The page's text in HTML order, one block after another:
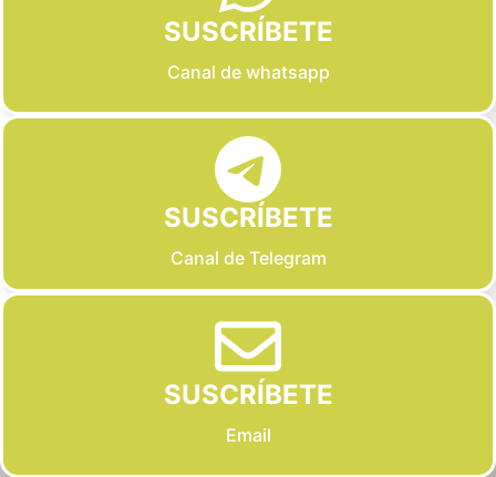
SUSCRÍBETE
Canal de whatsapp
SUSCRÍBETE
Canal de Telegram
SUSCRÍBETE
Email